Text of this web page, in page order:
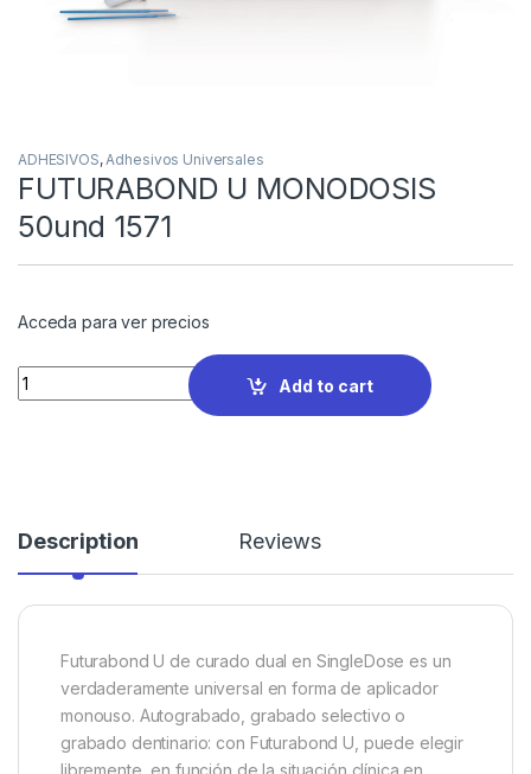
ADHESIVOS,Adhesivos Universales
FUTURABOND U MONODOSIS
50und 1571
Acceda para ver precios
Quantity
Add to cart
Description Reviews
Futurabond U de curado dual en SingleDose es un
verdaderamente universal en forma de aplicador
monouso. Autograbado, grabado selectivo o
grabado dentinario: con Futurabond U, puede elegir